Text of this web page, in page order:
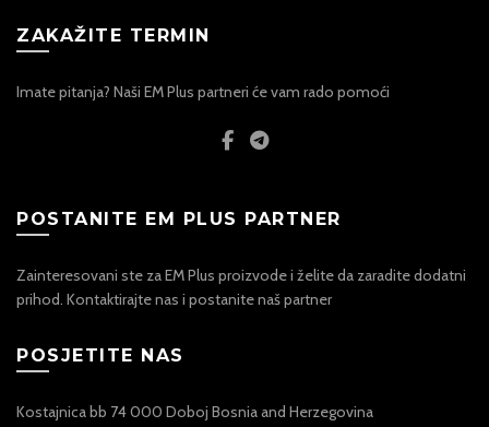
ZAKAŽITE TERMIN
Imate pitanja? Naši EM Plus partneri će vam rado pomoći
POSTANITE EM PLUS PARTNER
Zainteresovani ste za EM Plus proizvode i želite da zaradite dodatni
prihod. Kontaktirajte nas i postanite naš partner
POSJETITE NAS
Kostajnica bb 74 000 Doboj Bosnia and Herzegovina